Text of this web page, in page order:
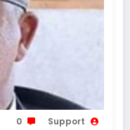
Support
0